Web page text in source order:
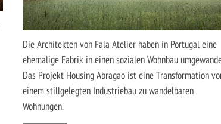
Die Architekten von Fala Atelier haben in Portugal eine
ehemalige Fabrik in einen sozialen Wohnbau
Das Projekt Housing Abragao ist eine Transformation
einem stillgelegten Industriebau zu wandelbaren
Wohnungen.